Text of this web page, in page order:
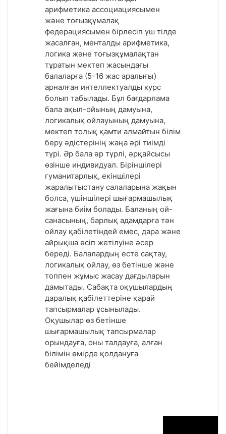
арифметика ассоциациясымен
және тоғызқұмалақ
федерациясымен бірлесіп үш тілде
жасалған, менталды арифметика,
логика және тоғызқұмалақтан
тұратын мектеп жасындағы
балаларға (5-16 жас аралығы)
арналған интеллектуалды курс
болып табылады. Бұл бағдарлама
бала ақыл-ойының дамуына,
логикалық ойлауының дамуына,
мектеп толық қамти алмайтын білім
беру әдістерінің жаңа әрі тиімді
түрі. Әр бала әр түрлі, әрқайсысы
өзінше индивидуал. Біріншілері
гуманитарлық, екіншілері
жаралытыстану салаларына жақын
болса, үшіншілері шығармашылық
жағына биім болады. Баланың ой-
санасының, барлық адамдарға тән
ойлау қабілетіндей емес, дара және
айрықша өсіп жетілуіне әсер
береді. Балалардың есте сақтау,
логикалық ойлау, өз бетінше және
топпен жұмыс жасау дағдыларын
дамытады. Сабақта оқушылардың
даралық қабілеттеріне қарай
тапсырмалар ұсынылады.
Оқушылар өз бетінше
шығармашылық тапсырмалар
орындауға, оны талдауға, алған
білімін өмірде қолдануға
бейімделеді